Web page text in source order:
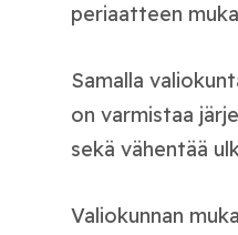
periaatteen
Samalla
on varmistaa
sekä vähentää
Valiokunnan